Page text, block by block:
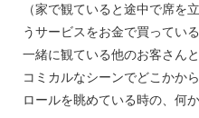
（家で観ていると途中で席を
うサービスをお金で買ってい
一緒に観ている他のお客さん
コミカルなシーンでどこかか
ロールを眺めている時の、何